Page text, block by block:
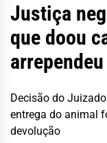
Justiça
que doou
arrependeu
Decisão do
entrega do animal
devolução